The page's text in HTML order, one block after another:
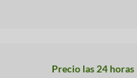
Precio las 24 horas